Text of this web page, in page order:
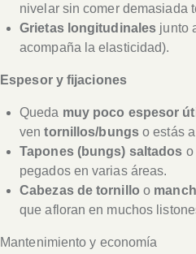
nivelar sin comer demasiada
Grietas longitudinales junto
acompaña la elasticidad).
Espesor y fijaciones
Queda muy poco espesor
ventornillos/bungso estás
Tapones (bungs) saltados o
pegados en varias áreas.
Cabezas de tornillo o
que afloran en muchos
Mantenimiento y economía